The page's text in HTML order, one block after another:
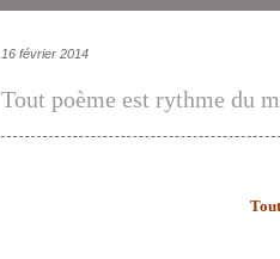
16 février 2014
Tout poème est rythme du